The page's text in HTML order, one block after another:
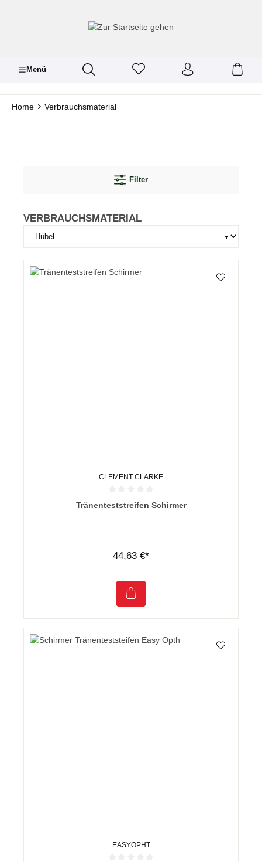
Menü
Home Verbrauchsmaterial
Filter
VERBRAUCHSMATERIAL
CLEMENT CLARKE
Durchschnittliche Bewertung von 0 von 5 Sternen
Tränenteststreifen Schirmer
44,63 €*
EASYOPHT